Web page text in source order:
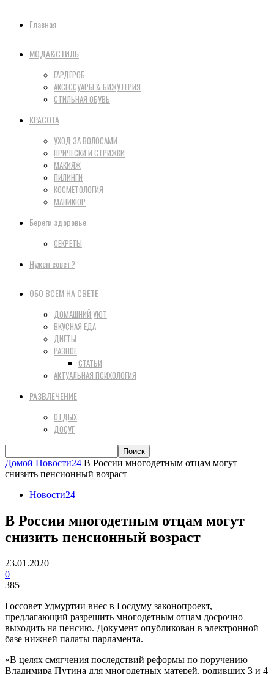
Главная
МОДА&СТИЛЬ
ГАРДЕРОБ
АКСЕССУАРЫ & БИЖУТЕРИЯ
СТИЛЬНАЯ ОБУВЬ
КРАСОТА
УХОД ЗА ВОЛОСАМИ
ПРИЧЕСКИ И СТРИЖКИ
МАКИЯЖ
ПИЛИНГИ
КОСМЕТОЛОГИЯ
МАНИКЮР
Береги здоровье
СЕКРЕТЫ
Нужен совет?
ОБО ВСЕМ НА СВЕТЕ
ДОМАШНИЙ УЮТ
ВКУСНАЯ ЕДА
ДИЕТЫ
РАЗНОЕ
СТАТЬИ
АКТУАЛЬНАЯ ПСИХОЛОГИЯ
РАЗВЛЕЧЕНИЕ
ОТДЫХ
ДОСУГ
Домой Новости24 В России многодетным отцам могут
снизить пенсионный возраст
Новости24
В России многодетным отцам могут
снизить пенсионный возраст
23.01.2020
0
385
Госсовет Удмуртии внес в Госдуму законопроект,
предлагающий разрешить многодетным отцам досрочно
выходить на пенсию. Документ опубликован в электронной
базе нижней палаты парламента.
«В целях смягчения последствий реформы по поручению
Владимира Путина для многодетных матерей, родивших 3 и 4